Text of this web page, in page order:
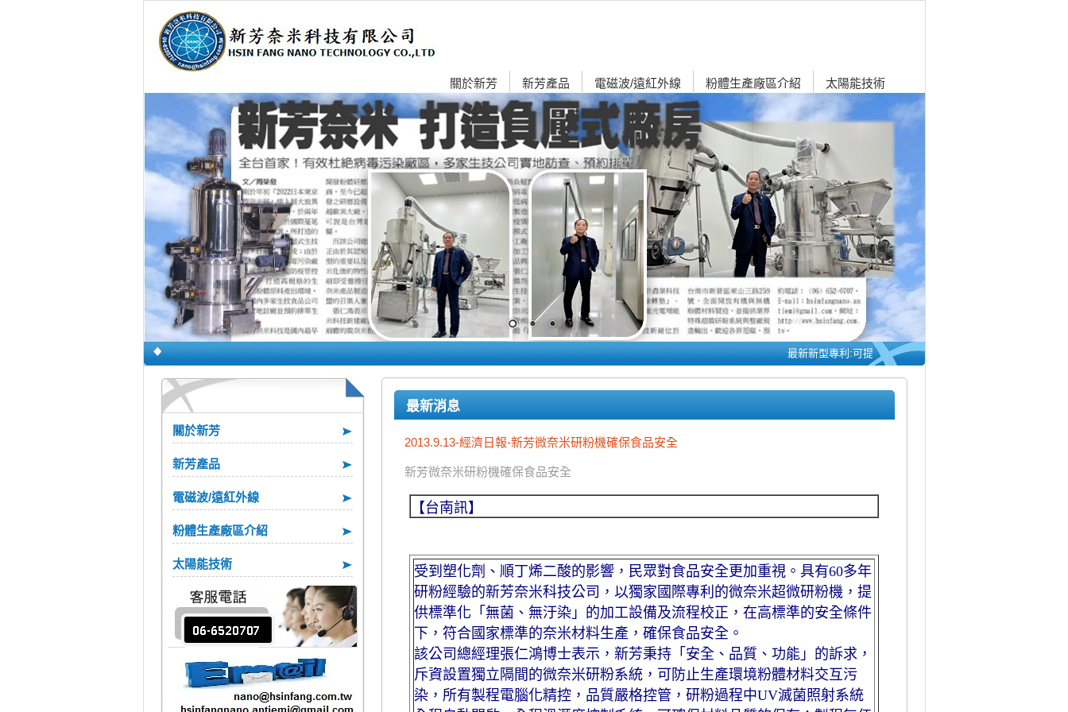
關於新芳 新芳產品 電磁波/遠紅外線 粉體生產廠區介紹 太陽能技術
最新新型專利:可提升電能轉換率之太陽能板 / 新芳公司沒有
關於新芳
新芳產品
電磁波/遠紅外線
粉體生產廠區介紹
太陽能技術
最新消息
2013.9.13-經濟日報-新芳微奈米研粉機確保食品安全
新芳微奈米研粉機確保食品安全
【台南訊】
受到塑化劑、順丁烯二酸的影響，民眾對食品安全更加重視。具有60多年
研粉經驗的新芳奈米科技公司，以獨家國際專利的微奈米超微研粉機，提
供標準化「無菌、無汙染」的加工設備及流程校正，在高標準的安全條件
下，符合國家標準的奈米材料生產，確保食品安全。
該公司總經理張仁鴻博士表示，新芳秉持「安全、品質、功能」的訴求，
斥資設置獨立隔間的微奈米研粉系統，可防止生產環境粉體材料交互污
染，所有製程電腦化精控，品質嚴格控管，研粉過程中UV滅菌照射系統